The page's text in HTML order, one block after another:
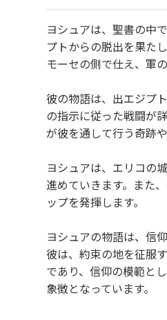
ヨシュアは、聖書の中
プトからの脱出を果た
モーセの側で仕え、軍
彼の物語は、出エジプ
の指示に従った戦闘が
が彼を通して行う奇跡
ヨシュアは、エリコの
進めていきます。また
ップを発揮します。
ヨシュアの物語は、信
彼は、約束の地を征服
であり、信仰の模範と
象徴となっています。